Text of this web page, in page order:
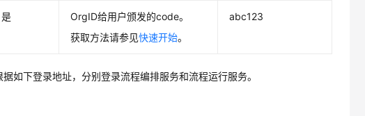
是
OrgID给用户颁发的code。
获取方法请参见快速开始。
abc123
如下登录地址，分别登录流程编排服务和流程运行服务。